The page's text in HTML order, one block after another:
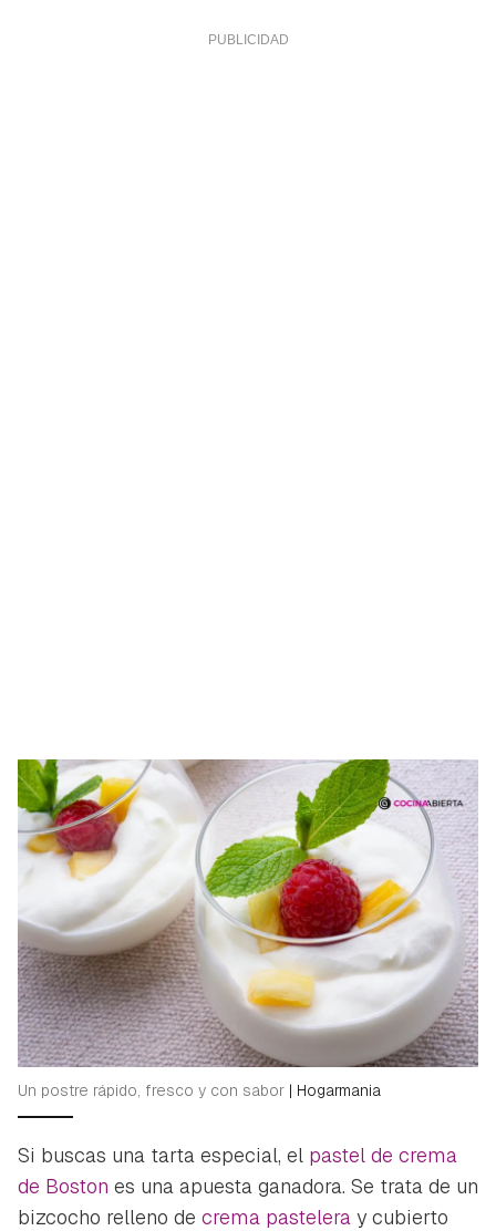
Un postre rápido, fresco y con sabor | Hogarmania
Si buscas una tarta especial, el pastel de crema
de Boston es una apuesta ganadora. Se trata de un
bizcocho relleno de crema pastelera y cubierto